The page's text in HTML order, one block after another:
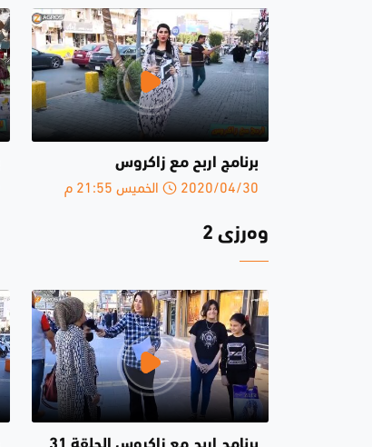
برنامج اربح مع زاكروس
2020/04/30 الخميس 21:55 م
وەرزی 2